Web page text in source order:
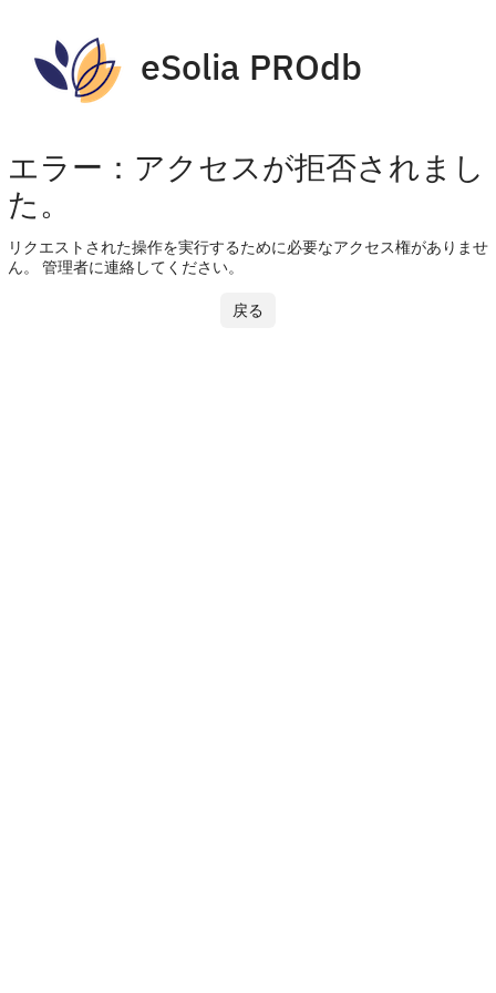
eSolia PROdb
エラー：アクセスが拒否されまし
た。
リクエストされた操作を実行するために必要なアクセス権がありませ
ん。 管理者に連絡してください。
戻る